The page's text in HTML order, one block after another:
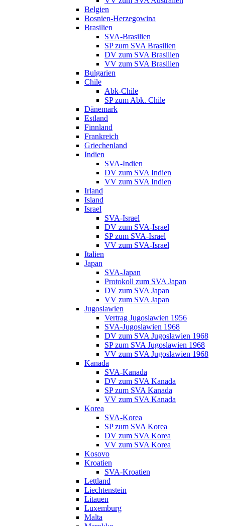
Belgien
Bosnien-Herzegowina
Brasilien
SVA-Brasilien
SP zum SVA Brasilien
DV zum SVA Brasilien
VV zum SVA Brasilien
Bulgarien
Chile
Abk-Chile
SP zum Abk. Chile
Dänemark
Estland
Finnland
Frankreich
Griechenland
Indien
SVA-Indien
DV zum SVA Indien
VV zum SVA Indien
Irland
Island
Israel
SVA-Israel
DV zum SVA-Israel
SP zum SVA-Israel
VV zum SVA-Israel
Italien
Japan
SVA-Japan
Protokoll zum SVA Japan
DV zum SVA Japan
VV zum SVA Japan
Jugoslawien
Vertrag Jugoslawien 1956
SVA-Jugoslawien 1968
DV zum SVA Jugoslawien 1968
SP zum SVA Jugoslawien 1968
VV zum SVA Jugoslawien 1968
Kanada
SVA-Kanada
DV zum SVA Kanada
SP zum SVA Kanada
VV zum SVA Kanada
Korea
SVA-Korea
SP zum SVA Korea
DV zum SVA Korea
VV zum SVA Korea
Kosovo
Kroatien
SVA-Kroatien
Lettland
Liechtenstein
Litauen
Luxemburg
Malta